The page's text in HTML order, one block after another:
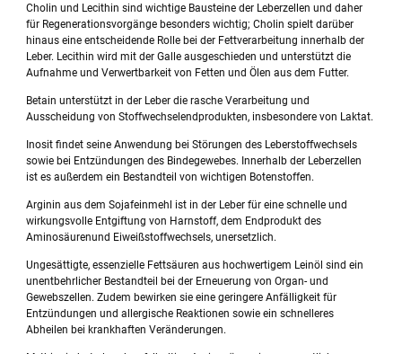
Cholin und Lecithin sind wichtige Bausteine der Leberzellen und daher
für Regenerationsvorgänge besonders wichtig; Cholin spielt darüber
hinaus eine entscheidende Rolle bei der Fettverarbeitung innerhalb der
Leber. Lecithin wird mit der Galle ausgeschieden und unterstützt die
Aufnahme und Verwertbarkeit von Fetten und Ölen aus dem Futter.
Betain unterstützt in der Leber die rasche Verarbeitung und
Ausscheidung von Stoffwechselendprodukten, insbesondere von Laktat.
Inosit findet seine Anwendung bei Störungen des Leberstoffwechsels
sowie bei Entzündungen des Bindegewebes. Innerhalb der Leberzellen
ist es außerdem ein Bestandteil von wichtigen Botenstoffen.
Arginin aus dem Sojafeinmehl ist in der Leber für eine schnelle und
wirkungsvolle Entgiftung von Harnstoff, dem Endprodukt des
Aminosäurenund Eiweißstoffwechsels, unersetzlich.
Ungesättigte, essenzielle Fettsäuren aus hochwertigem Leinöl sind ein
unentbehrlicher Bestandteil bei der Erneuerung von Organ- und
Gewebszellen. Zudem bewirken sie eine geringere Anfälligkeit für
Entzündungen und allergische Reaktionen sowie ein schnelleres
Abheilen bei krankhaften Veränderungen.